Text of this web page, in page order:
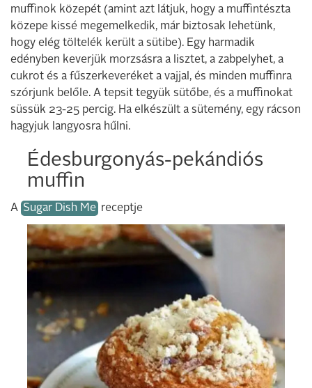
muffinok közepét (amint azt látjuk, hogy a muffintészta
közepe kissé megemelkedik, már biztosak lehetünk,
hogy elég töltelék került a sütibe). Egy harmadik
edényben keverjük morzsásra a lisztet, a zabpelyhet, a
cukrot és a fűszerkeveréket a vajjal, és minden muffinra
szórjunk belőle. A tepsit tegyük sütőbe, és a muffinokat
süssük 23-25 percig. Ha elkészült a sütemény, egy rácson
hagyjuk langyosra hűlni.
Édesburgonyás-pekándiós
muffin
A Sugar Dish Me receptje